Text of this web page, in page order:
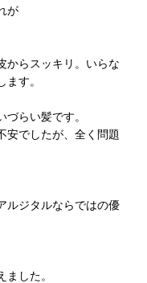
が
からスッキリ。いらな
す。
らい髪です。
安でしたが、全く問題
ルジタルならではの優
した。